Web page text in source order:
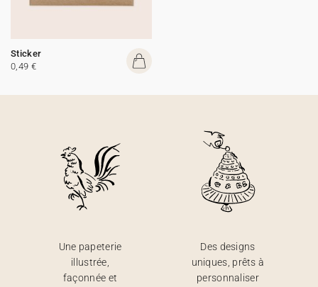
Sticker
0,49 €
Une papeterie
illustrée,
façonnée et
Des designs
uniques, prêts à
personnaliser